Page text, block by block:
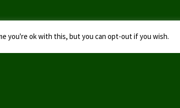
you're ok with this, but you can opt-out if you wish.